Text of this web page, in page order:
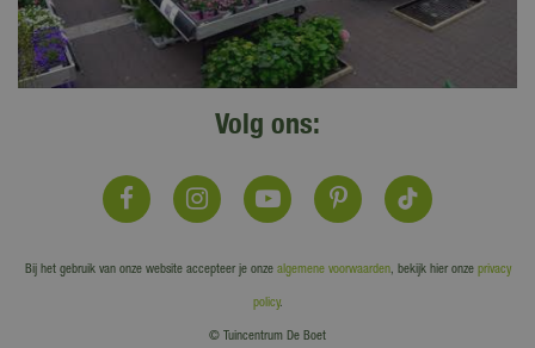
Volg ons:
Bij het gebruik van onze website accepteer je onze algemene voorwaarden, bekijk hier onze privacy
policy.
© Tuincentrum De Boet